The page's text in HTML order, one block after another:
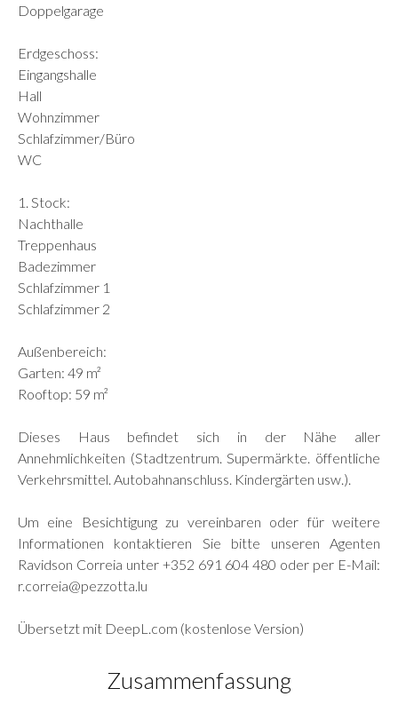
Doppelgarage
Erdgeschoss:
Eingangshalle
Hall
Wohnzimmer
Schlafzimmer/Büro
WC
1. Stock:
Nachthalle
Treppenhaus
Badezimmer
Schlafzimmer 1
Schlafzimmer 2
Außenbereich:
Garten: 49 m²
Rooftop: 59 m²
Dieses Haus befindet sich in der Nähe aller
Annehmlichkeiten (Stadtzentrum. Supermärkte. öffentliche
Verkehrsmittel. Autobahnanschluss. Kindergärten usw.).
Um eine Besichtigung zu vereinbaren oder für weitere
Informationen kontaktieren Sie bitte unseren Agenten
Ravidson Correia unter +352 691 604 480 oder per E-Mail:
r.correia@pezzotta.lu
Übersetzt mit DeepL.com (kostenlose Version)
Zusammenfassung